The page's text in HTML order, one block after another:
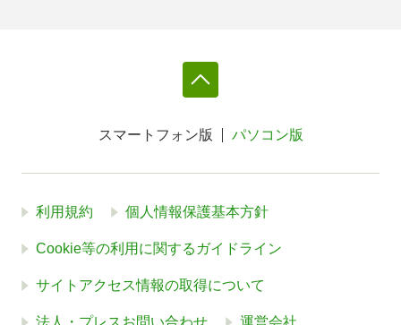
スマートフォン版 パソコン版
利用規約 個人情報保護基本方針
Cookie等の利用に関するガイドライン
サイトアクセス情報の取得について
法人・プレスお問い合わせ 運営会社